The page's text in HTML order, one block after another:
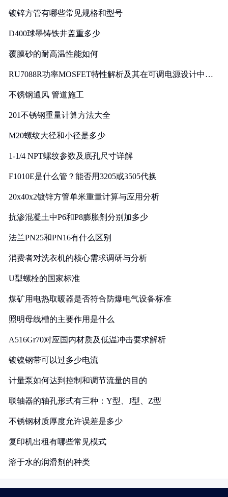
镀锌方管有哪些常见规格和型号
D400球墨铸铁井盖重多少
覆膜砂的耐高温性能如何
RU7088R功率MOSFET特性解析及其在可调电源设计中的
不锈钢通风 管道施工
201不锈钢重量计算方法大全
M20螺纹大径和小径是多少
1-1/4 NPT螺纹参数及底孔尺寸详解
F1010E是什么管？能否用3205或3505代换
20x40x2镀锌方管单米重量计算与应用分析
抗渗混凝土中P6和P8膨胀剂分别加多少
法兰PN25和PN16有什么区别
消费者对洗衣机的核心需求调研与分析
U型螺栓的国家标准
煤矿用电热取暖器是否符合防爆电气设备标准
照明母线槽的主要作用是什么
A516Gr70对应国内材质及低温冲击要求解析
镀镍钢带可以过多少电流
计量泵如何达到控制和调节流量的目的
联轴器的轴孔形式有三种：Y型、J型、Z型
不锈钢材质厚度允许误差是多少
复印机出租有哪些常见模式
溶于水的润滑剂的种类